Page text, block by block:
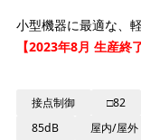
小型機器に最適な、
【2023年8月 生産終了
接点制御 □82
85dB
屋内/屋外